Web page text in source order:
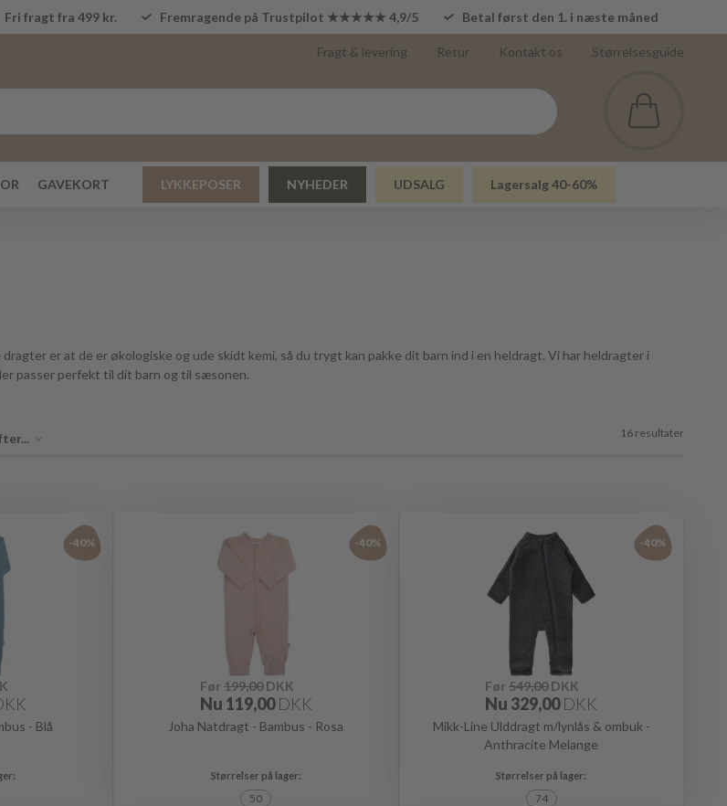
Fri fragt fra 499 kr. Fremragende på Trustpilot ★★★★★ 4,9/5 Betal først den 1. i næste måned
Fragt & levering Retur Kontakt os Størrelsesguide
GAVEKORT LYKKEPOSER NYHEDER UDSALG Lagersalg 40-60%
er at de er økologiske og ude skidt kemi, så du trygt kan pakke dit barn ind i en heldragt. Vi har heldragter i
passer perfekt til dit barn og til sæsonen.
16 resultater
-40%
- Blå
-40%
Før 199,00DKK
Nu 119,00 DKK
Joha Natdragt - Bambus - Rosa
50
-40%
Før549,00DKK
Nu 329,00 DKK
Mikk-Line Ulddragt m/lynlås & ombuk -
Anthracite Melange
74